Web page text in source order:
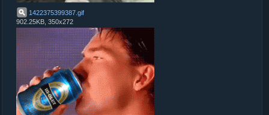
1422375399387 gif
902.25KB, 350x272